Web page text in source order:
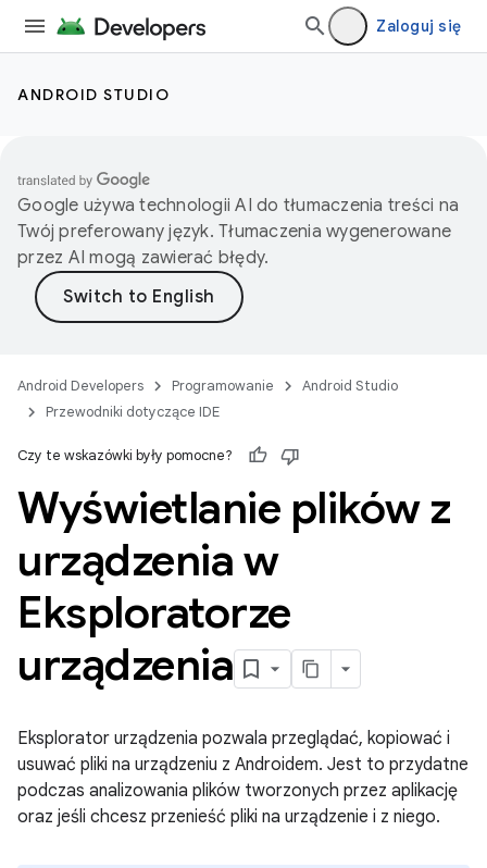
Zaloguj się
ANDROID STUDIO
Google używa technologii AI do tłumaczenia treści na
Twój preferowany język. Tłumaczenia wygenerowane
przez AI mogą zawierać błędy.
Android Developers Programowanie
Android Studio
Przewodniki dotyczące IDE
Czy te wskazówki były pomocne?
Wyświetlanie plików z
urządzenia w
Eksploratorze
urządzenia
Eksplorator urządzenia pozwala przeglądać, kopiować i
usuwać pliki na urządzeniu z Androidem. Jest to przydatne
podczas analizowania plików tworzonych przez aplikację
oraz jeśli chcesz przenieść pliki na urządzenie i z niego.